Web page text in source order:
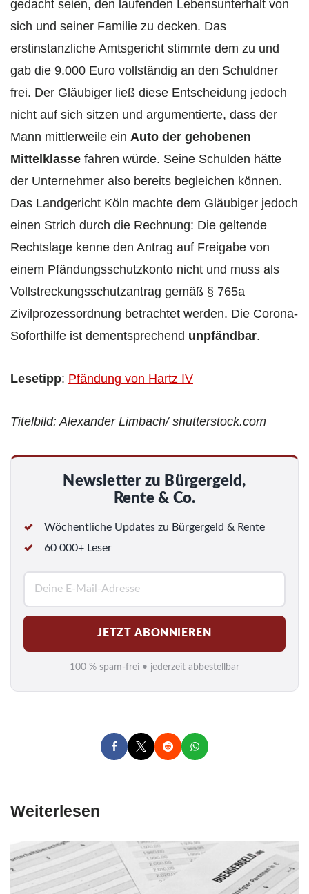
gedacht seien, den laufenden Lebensunterhalt von
sich und seiner Familie zu decken. Das
erstinstanzliche Amtsgericht stimmte dem zu und
gab die 9.000 Euro vollständig an den Schuldner
frei. Der Gläubiger ließ diese Entscheidung jedoch
nicht auf sich sitzen und argumentierte, dass der
Mann mittlerweile ein Auto der gehobenen
Mittelklasse fahren würde. Seine Schulden hätte
der Unternehmer also bereits begleichen können.
Das Landgericht Köln machte dem Gläubiger jedoch
einen Strich durch die Rechnung: Die geltende
Rechtslage kenne den Antrag auf Freigabe von
einem Pfändungsschutzkonto nicht und muss als
Vollstreckungsschutzantrag gemäß § 765a
Zivilprozessordnung betrachtet werden. Die Corona-
Soforthilfe ist dementsprechend unpfändbar.
Lesetipp: Pfändung von Hartz IV
Titelbild: Alexander Limbach/ shutterstock.com
Newsletter zu Bürgergeld,
Rente & Co.
Wöchentliche Updates zu Bürgergeld & Rente
60 000+ Leser
M
a
i
l
*
JETZT ABONNIEREN
100 % spam-frei • jederzeit abbestellbar
Weiterlesen